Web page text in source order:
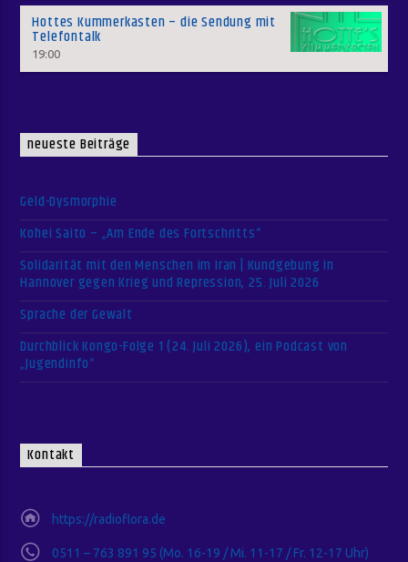
Hottes Kummerkasten – die Sendung mit
Telefontalk
19:00
neueste Beiträge
Geld-Dysmorphie
Kohei Saito – „Am Ende des Fortschritts“
Solidarität mit den Menschen im Iran | Kundgebung in
Hannover gegen Krieg und Repression, 25. Juli 2026
Sprache der Gewalt
Durchblick Kongo-Folge 1 (24. Juli 2026), ein Podcast von
„Jugendinfo“
Kontakt
https://radioflora.de
0511 – 763 891 95 (Mo. 16-19 / Mi. 11-17 / Fr. 12-17 Uhr)